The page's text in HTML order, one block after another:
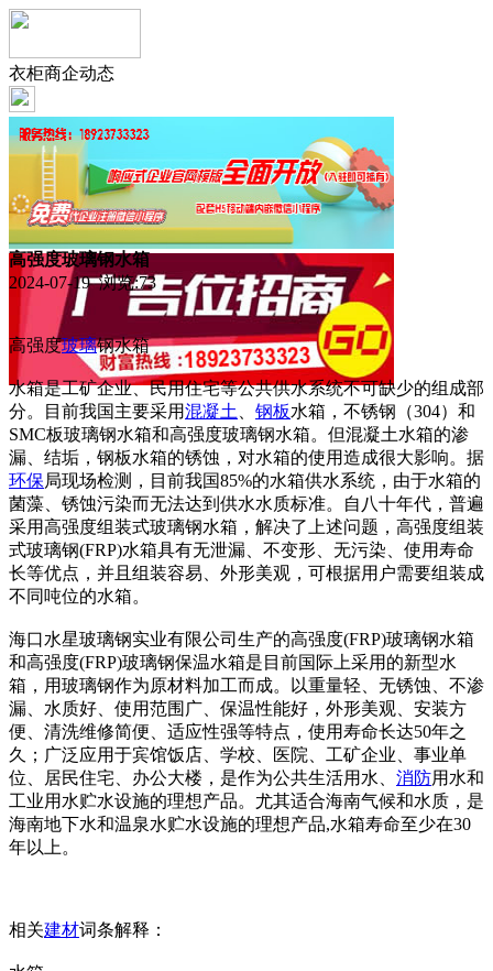
衣柜商企动态
高强度玻璃钢水箱
2024-07-19 浏览:73
高强度玻璃钢水箱
水箱是工矿企业、民用住宅等公共供水系统不可缺少的组成部
分。目前我国主要采用混凝土 钢板水箱，不锈钢（304）和
SMC板玻璃钢水箱和高强度玻璃钢水箱。但混凝土水箱的渗
漏、结垢，钢板水箱的锈蚀，对水箱的使用造成很大影响。据
环保局现场检测，目前我国85%的水箱供水系统，由于水箱的
菌藻、锈蚀污染而无法达到供水水质标准。自八十年代，普遍
采用高强度组装式玻璃钢水箱，解决了上述问题，高强度组装
式玻璃钢(FRP)水箱具有无泄漏、不变形、无污染、使用寿命
长等优点，并且组装容易、外形美观，可根据用户需要组装成
不同吨位的水箱。
海口水星玻璃钢实业有限公司生产的高强度(FRP)玻璃钢水箱
和高强度(FRP)玻璃钢保温水箱是目前国际上采用的新型水
箱，用玻璃钢作为原材料加工而成。以重量轻、无锈蚀、不渗
漏、水质好、使用范围广、保温性能好，外形美观、安装方
便、清洗维修简便、适应性强等特点，使用寿命长达50年之
久；广泛应用于宾馆饭店、学校、医院、工矿企业、事业单
位、居民住宅、办公大楼，是作为公共生活用水、 消防用水和
工业用水贮水设施的理想产品。尤其适合海南气候和水质，是
海南地下水和温泉水贮水设施的理想产品,水箱寿命至少在30
年以上。
相关建材词条解释：